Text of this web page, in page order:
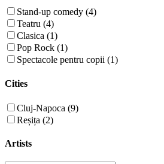
Stand-up comedy (4)
Teatru (4)
Clasica (1)
Pop Rock (1)
Spectacole pentru copii (1)
Cities
Cluj-Napoca (9)
Reșița (2)
Artists